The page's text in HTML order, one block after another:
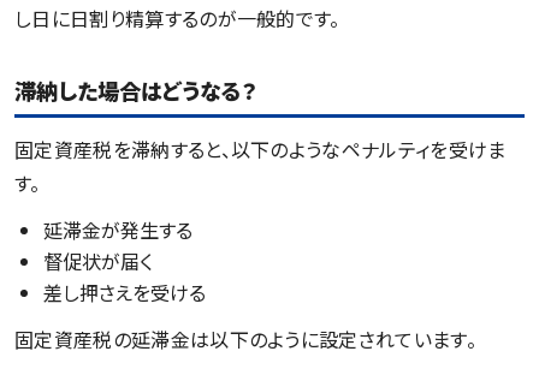
し日に日割り精算するのが一般的です。
滞納した場合はどうなる？
固定資産税を滞納すると、以下のようなペナルティを受けま
す。
延滞金が発生する
督促状が届く
差し押さえを受ける
固定資産税の延滞金は以下のように設定されています。